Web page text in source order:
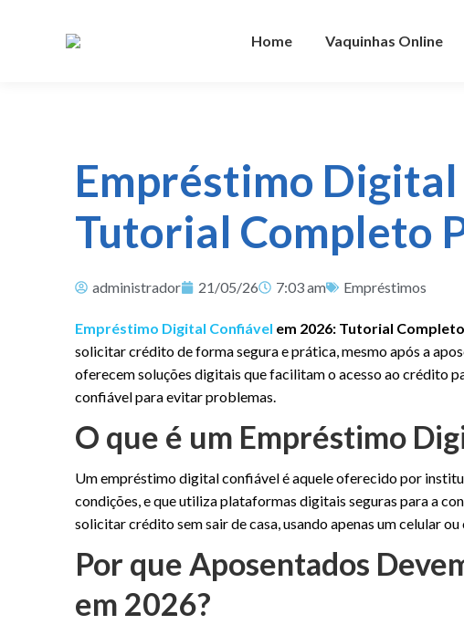
Home Vaquinhas Online
Empréstimo
Tutorial Completo
administrador 21/05/26 7:03 am Empréstimos
Empréstimo Digital Confiável em 2026: Tutorial
solicitar crédito de forma segura e prática, mesmo após a
oferecem soluções digitais que facilitam o acesso ao crédito
confiável para evitar problemas.
O que é um Empréstimo
Um empréstimo digital confiável é aquele oferecido por
condições, e que utiliza plataformas digitais seguras para a
solicitar crédito sem sair de casa, usando apenas um celular
Por que Aposentados
em 2026?